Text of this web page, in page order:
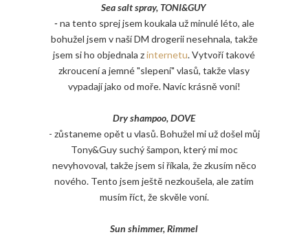
Sea salt spray, TONI&GUY
- na tento sprej jsem koukala už minulé léto, ale
bohužel jsem v naší DM drogerii nesehnala, takže
jsem si ho objednala zinternetu. Vytvoří takové
zkroucení a jemné "slepení" vlasů, takže vlasy
vypadají jako od moře. Navíc krásně voní!
Dry shampoo, DOVE
- zůstaneme opět u vlasů. Bohužel mi už došel můj
Tony&Guy suchý šampon, který mi moc
nevyhovoval, takže jsem si říkala, že zkusím něco
nového. Tento jsem ještě nezkoušela, ale zatím
musím říct, že skvěle voní.
Sun shimmer, Rimmel